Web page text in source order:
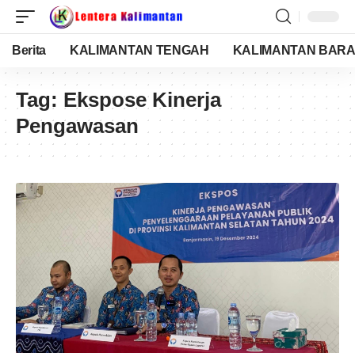
Berita KALIMANTAN TENGAH KALIMANTAN
Tag: Ekspose Kinerja
Pengawasan